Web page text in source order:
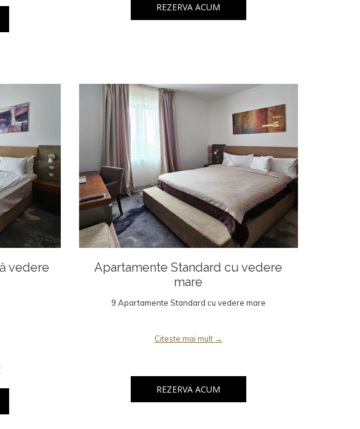
REZERVA ACUM
vedere
Apartamente Standard cu vedere
mare
9 Apartamente Standard cu vedere mare
Citeste mai mult
REZERVA ACUM